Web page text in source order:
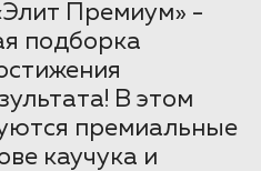
Премиум» -
подборка
В этом
премиальные
каучука и